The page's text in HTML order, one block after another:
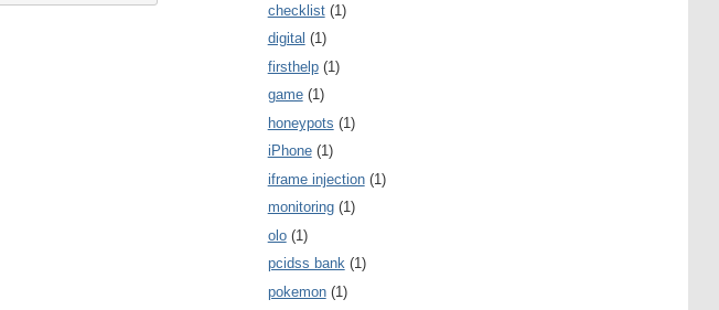
checklist (1)
digital (1)
firsthelp (1)
game (1)
honeypots (1)
iPhone (1)
iframe injection (1)
monitoring (1)
olo (1)
pcidss bank (1)
pokemon (1)